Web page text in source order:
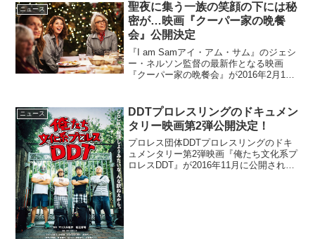
ニュース
聖夜に集う一族の笑顔の下には秘
密が…映画『クーパー家の晩餐
会』公開決定
『I am Samアイ・アム・サム』のジェシ
ー・ネルソン監督の最新作となる映画
『クーパー家の晩餐会』が2016年2月19
ブの朝、シャーロット（ダイアン・キー
トン）は一大...
ニュース
DDTプロレスリングのドキュメン
タリー映画第2弾公開決定！
プロレス団体DDTプロレスリングのドキ
ュメンタリー第2弾映画『俺たち文化系プ
ロレスDDT』が2016年11月に公開される